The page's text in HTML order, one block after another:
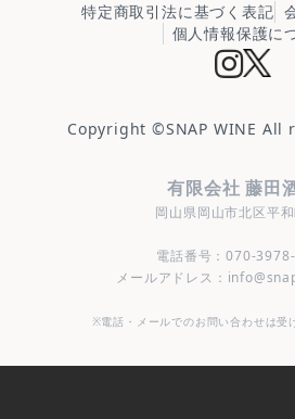
特定商取引法に基づく表記
個人情報保護に
Copyright ©SNAP WINE All
有限会社 藤田
岡山県岡山市北区平
電話番号：070-
メールアドレス：
※電話・メールでのお問い合わせは受